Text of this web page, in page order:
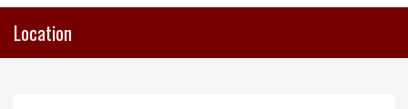
Location